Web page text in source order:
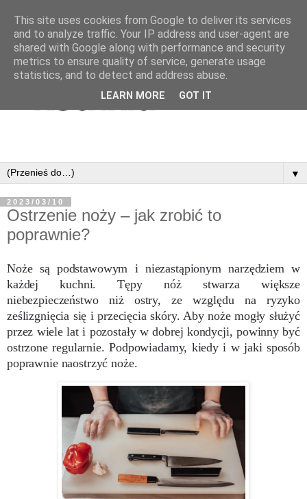
▼
2023/03/10
Ostrzenie noży – jak zrobić to
poprawnie?
Noże są podstawowym i niezastąpionym narzędziem w
każdej kuchni. Tępy nóż stwarza większe
niebezpieczeństwo niż ostry, ze względu na ryzyko
ześlizgnięcia się i przecięcia skóry. Aby noże mogły służyć
przez wiele lat i pozostały w dobrej kondycji, powinny być
ostrzone regularnie. Podpowiadamy, kiedy i w jaki sposób
poprawnie naostrzyć noże.
This site uses cookies from Google to deliver its services
and to analyze traffic. Your IP address and user-agent are
shared with Google along with performance and security
metrics to ensure quality of service, generate usage
statistics, and to detect and address abuse.
LEARN MORE GOT IT